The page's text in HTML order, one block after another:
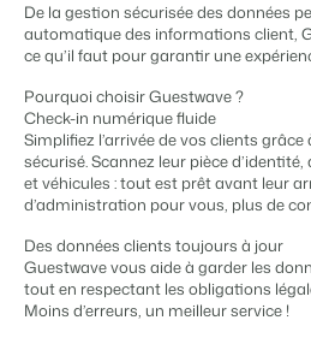
Gestion des canaux de
App Store
Intégrez vos applications et outils
Gestion des propriétaires
Offrez la transparence que les
Passez à l'action
Prêt à adopter la croissance ?
Organismes de location de
Chaînes hôtelières et marques
Promoteurs immobiliers
Développement de projets immobiliers.
Hôtels
Chambres d'hôtel, appartements,
Services de conciergerie et
Gestion de location de vacances et
Témoignages
Témoignages de nos clients.
Entrez en contact avec nous
Customer Success
Obtenez des réponses à vos questions.
Passez à l'action
Prêt à adopter la croissance ?
BEX PMS
FR
Gestion du contenu
Des connections pour tous les CMS
Gestion des installations
Automatisez et simplifiez vos
Gestion des revenus
Optimisez vos tarifs et votre taux
Conformité
Des applications pour rester
vigueur
Comptabilité
Gardez vos comptes à jour
Systèmes POS
De la gestion sécurisée des données
automatique des informations client,
ce qu’il faut pour garantir une
Pourquoi choisir Guestwave ?
Check-in numérique fluide
Simplifiez l’arrivée de vos clients
sécurisé. Scannez leur pièce
et véhicules : tout est prêt avant leur
d’administration pour vous, plus de
Des données clients toujours à jour
Guestwave vous aide à garder les
tout en respectant les obligations
Moins d’erreurs, un meilleur service !